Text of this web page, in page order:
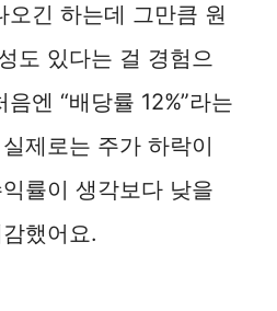
긴 하는데 그만큼 원
도 있다는 걸 경험으
엔 “배당률 12%”라는
제로는 주가 하락이
률이 생각보다 낮을
했어요.